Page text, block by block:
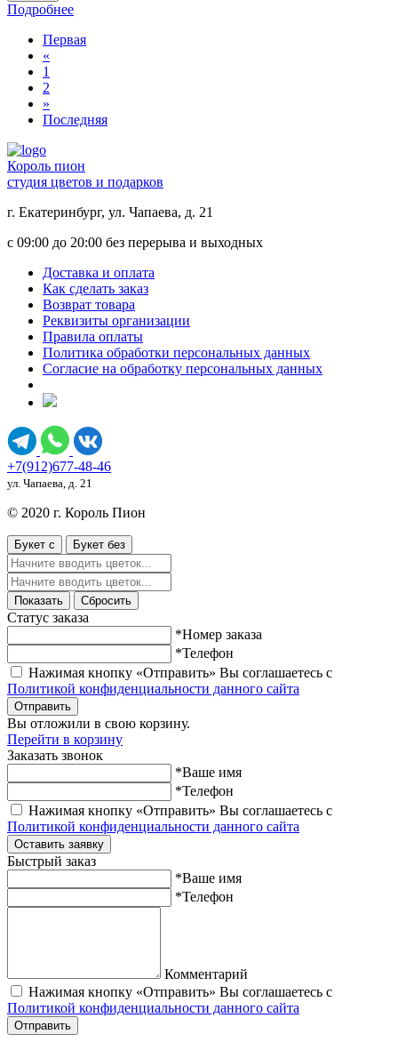
Подробнее
Первая
«
1
2
»
Последняя
Король пион
студия цветов и подарков
г. Екатеринбург, ул. Чапаева, д. 21
с 09:00 до 20:00 без перерыва и выходных
Доставка и оплата
Как сделать заказ
Возврат товара
Реквизиты организации
Правила оплаты
Политика обработки персональных данных
Согласие на обработку персональных данных
+7(912)677-48-46
ул. Чапаева, д. 21
© 2020 г. Король Пион
Букет с Букет без
Показать Сбросить
Статус заказа
*Номер заказа
*Телефон
Нажимая кнопку «Отправить» Вы соглашаетесь с
Политикой конфиденциальности данного сайта
Отправить
Вы отложили в свою корзину.
Перейти в корзину
Заказать звонок
*Ваше имя
*Телефон
Нажимая кнопку «Отправить» Вы соглашаетесь с
Политикой конфиденциальности данного сайта
Оставить заявку
Быстрый заказ
*Ваше имя
*Телефон
Комментарий
Нажимая кнопку «Отправить» Вы соглашаетесь с
Политикой конфиденциальности данного сайта
Отправить